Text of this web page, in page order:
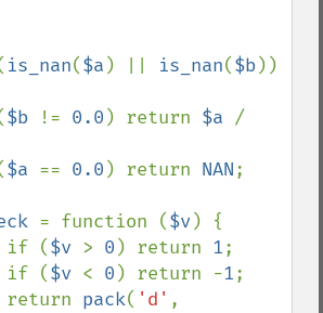
is_nan($a ) || is_nan($b))
$b != 0.0 ) return $a
$a == 0.0 ) return NAN;
= function ($v) {
            if (
$v > 0 ) return 1;
            if (
$v < 0 ) return -1;
            return
pack( 'd' ,